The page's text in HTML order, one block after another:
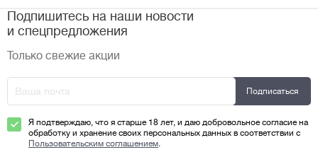
Подпишитесь на наши новости
и спецпредложения
Только свежие акции
Я подтверждаю, что я старше 18 лет, и даю добровольное согласие на
обработку и хранение своих персональных данных в соответствии с
Пользовательским соглашением.